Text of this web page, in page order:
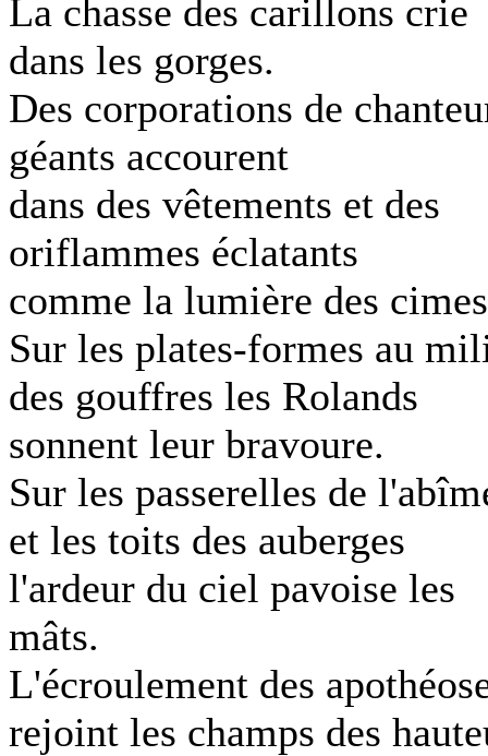
La chasse des carillons crie
dans les gorges.
Des corporations de
géants accourent
dans des vêtements et des
oriflammes éclatants
comme la lumière des
Sur les plates-formes au
des gouffres les Rolands
sonnent leur bravoure.
Sur les passerelles de
et les toits des auberges
l'ardeur du ciel pavoise les
mâts.
L'écroulement des
rejoint les champs des